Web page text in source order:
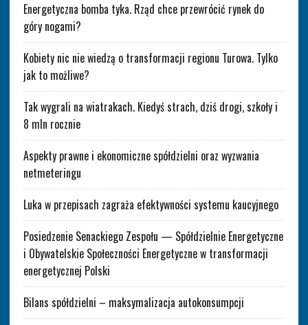
Energetyczna bomba tyka. Rząd chce przewrócić rynek do
góry nogami?
Kobiety nic nie wiedzą o transformacji regionu Turowa. Tylko
jak to możliwe?
Tak wygrali na wiatrakach. Kiedyś strach, dziś drogi, szkoły i
8 mln rocznie
Aspekty prawne i ekonomiczne spółdzielni oraz wyzwania
netmeteringu
Luka w przepisach zagraża efektywności systemu kaucyjnego
Posiedzenie Senackiego Zespołu — Spółdzielnie Energetyczne
i Obywatelskie Społeczności Energetyczne w transformacji
energetycznej Polski
Bilans spółdzielni – maksymalizacja autokonsumpcji